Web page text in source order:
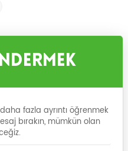
fazla ayrıntı öğrenmek
bırakın, mümkün olan